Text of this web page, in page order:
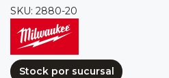
SKU: 2880-20
Stock por sucursal